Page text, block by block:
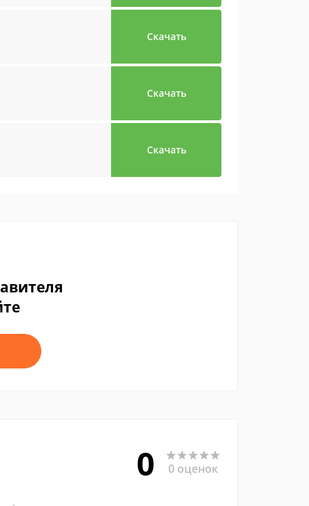
Скачать
Скачать
Скачать
0 0 оценок